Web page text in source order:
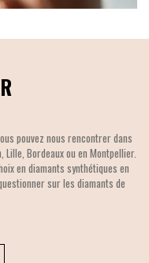
pouvez nous rencontrer dans
Bordeaux ou en Montpellier.
en diamants synthétiques en
sur les diamants de